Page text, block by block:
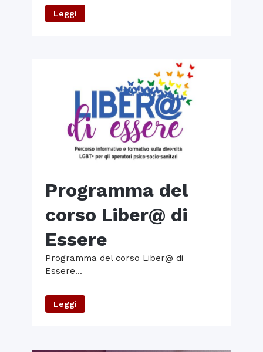
Leggi
Programma del
corso Liber@ di
Essere
Programma del corso Liber@ di
Essere...
Leggi